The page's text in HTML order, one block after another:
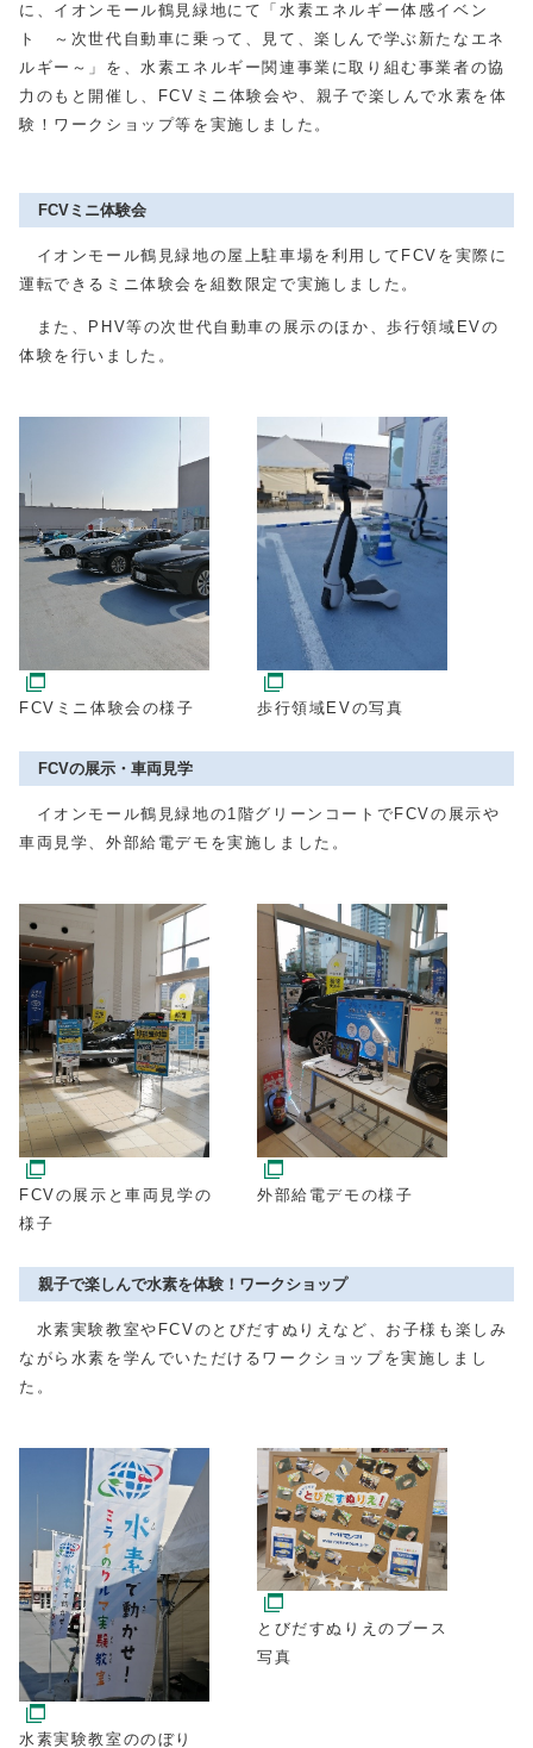
に、イオンモール鶴見緑地にて「水素エネルギー体感イベン
ト ～次世代自動車に乗って、見て、楽しんで学ぶ新たなエネ
ルギー～」を、水素エネルギー関連事業に取り組む事業者の協
力のもと開催し、FCVミニ体験会や、親子で楽しんで水素を体
験！ワークショップ等を実施しました。
FCVミニ体験会
イオンモール鶴見緑地の屋上駐車場を利用してFCVを実際に
運転できるミニ体験会を組数限定で実施しました。
また、PHV等の次世代自動車の展示のほか、歩行領域EVの
体験を行いました。
FCVミニ体験会の様子 歩行領域EVの写真
FCVの展示・車両見学
イオンモール鶴見緑地の1階グリーンコートでFCVの展示や
車両見学、外部給電デモを実施しました。
FCVの展示と車両見学の
様子
外部給電デモの様子
親子で楽しんで水素を体験！ワークショップ
水素実験教室やFCVのとびだすぬりえなど、お子様も楽しみ
ながら水素を学んでいただけるワークショップを実施しまし
た。
水素実験教室ののぼり
とびだすぬりえのブース
写真